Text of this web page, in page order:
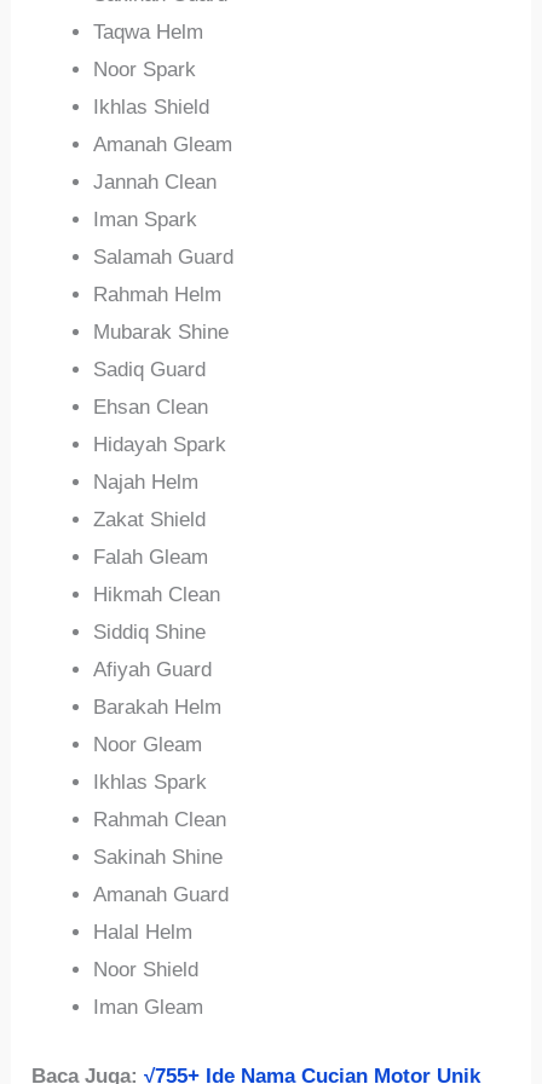
Taqwa Helm
Noor Spark
Ikhlas Shield
Amanah Gleam
Jannah Clean
Iman Spark
Salamah Guard
Rahmah Helm
Mubarak Shine
Sadiq Guard
Ehsan Clean
Hidayah Spark
Najah Helm
Zakat Shield
Falah Gleam
Hikmah Clean
Siddiq Shine
Afiyah Guard
Barakah Helm
Noor Gleam
Ikhlas Spark
Rahmah Clean
Sakinah Shine
Amanah Guard
Halal Helm
Noor Shield
Iman Gleam
Baca Juga:√755+ Ide Nama Cucian Motor Unik